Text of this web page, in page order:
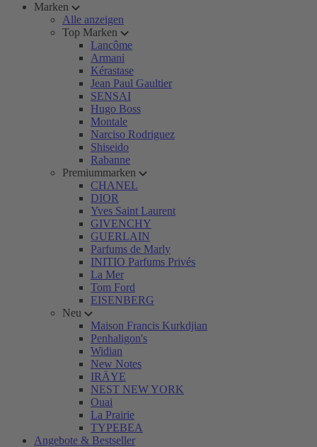
Marken
Alle anzeigen
Top Marken
Lancôme
Armani
Kérastase
Jean Paul Gaultier
SENSAI
Hugo Boss
Montale
Narciso Rodriguez
Shiseido
Rabanne
Premiummarken
CHANEL
DIOR
Yves Saint Laurent
GIVENCHY
GUERLAIN
Parfums de Marly
INITIO Parfums Privés
La Mer
Tom Ford
EISENBERG
Neu
Maison Francis Kurkdjian
Penhaligon's
Widian
New Notes
IRÄYE
NEST NEW YORK
Ouai
La Prairie
TYPEBEA
Angebote & Bestseller